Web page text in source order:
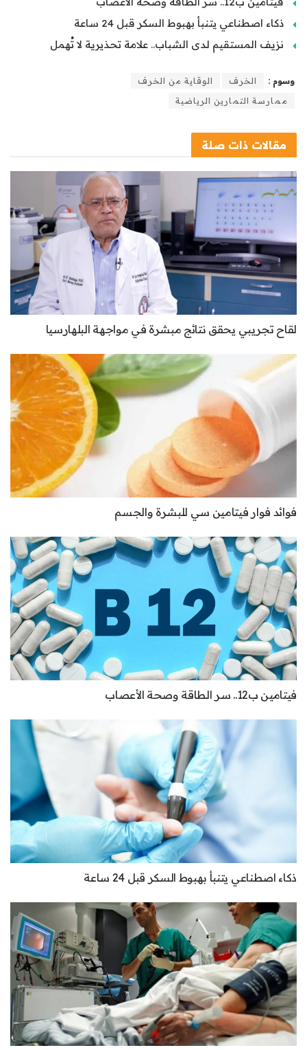
ذكاء اصطناعي يتنبأ بهبوط السكر قبل 24 ساعة
نزيف المستقيم لدى الشباب.. علامة تحذيرية لا تُهمل
وسوم : الخرف
الوقاية من الخرف
ممارسة التمارين الرياضية
مقالات ذات صلة
لقاح تجريبي يحقق نتائج مبشرة في مواجهة البلهارسيا
فوائد فوار فيتامين سي للبشرة والجسم
فيتامين ب12.. سر الطاقة وصحة الأعصاب
ذكاء اصطناعي يتنبأ بهبوط السكر قبل 24 ساعة